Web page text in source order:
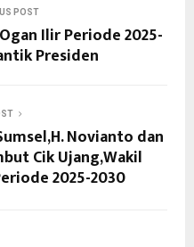
POST
Ilir Periode 2025-
Presiden
Novianto dan
Cik Ujang,Wakil
2025-2030